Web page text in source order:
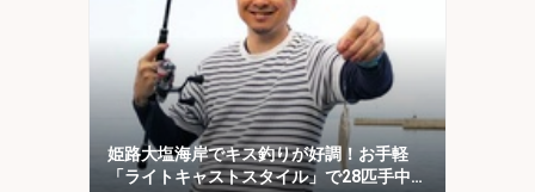
姫路大塩海岸でキス釣りが好調！お手軽
「ライトキャストスタイル」で28匹手中